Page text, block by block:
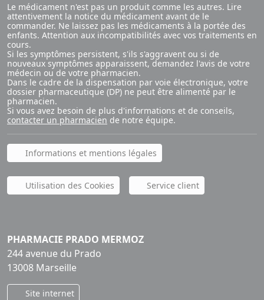
Le médicament n'est pas un produit comme les autres. Lire
attentivement la notice du médicament avant de le
commander. Ne laissez pas les médicaments à la portée des
enfants. Attention aux incompatibilités avec vos traitements en
cours.
Si les symptômes persistent, s'ils s'aggravent ou si de
nouveaux symptômes apparaissent, demandez l'avis de votre
médecin ou de votre pharmacien.
Dans le cadre de la dispensation par voie électronique, votre
dossier pharmaceutique (DP) ne peut être alimenté par le
pharmacien.
Si vous avez besoin de plus d'informations et de conseils,
contacter un pharmacien de notre équipe.
Informations et mentions légales
Utilisation des Cookies Service client
PHARMACIE PRADO MERMOZ
244 avenue du Prado
13008 Marseille
Site internet